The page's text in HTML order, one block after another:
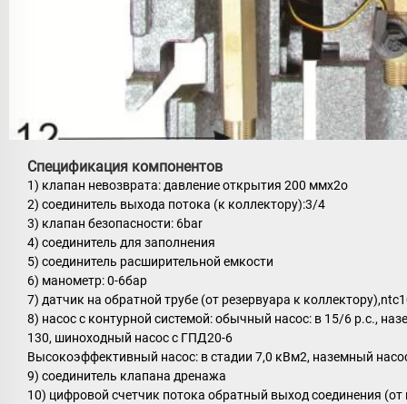
Спецификация компонентов
1) клапан невозврата: давление открытия 200 ммх2о
2) соединитель выхода потока (к коллектору):3/4
3) клапан безопасности: 6bar
4) соединитель для заполнения
5) соединитель расширительной емкости
6) манометр: 0-6бар
7) датчик на обратной трубе (от резервуара к
8) насос с контурной системой: обычный насос: в 15/6 р.с.,
130, шиноходный насос с ГПД20-6
Высокоэффективный насос: в стадии 7,0 кВм2, наземный
9) соединитель клапана дренажа
10) цифровой счетчик потока обратный выход соединения (от